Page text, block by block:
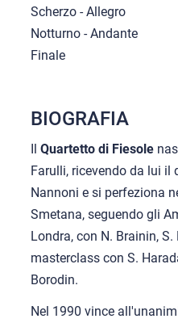
Scherzo - Allegro
Notturno - Andante
Finale
BIOGRAFIA
Il Quartetto di Fiesole
Farulli, ricevendo da lui il
Nannoni e si perfeziona
Smetana, seguendo gli
Londra, con N. Brainin,
masterclass con S.
Borodin.
Nel 1990 vince